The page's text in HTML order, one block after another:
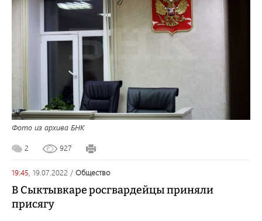
Фото из архива БНК
2 927
19:45, 19.07.2022 / общество
В Сыктывкаре росгвардейцы приняли
присягу